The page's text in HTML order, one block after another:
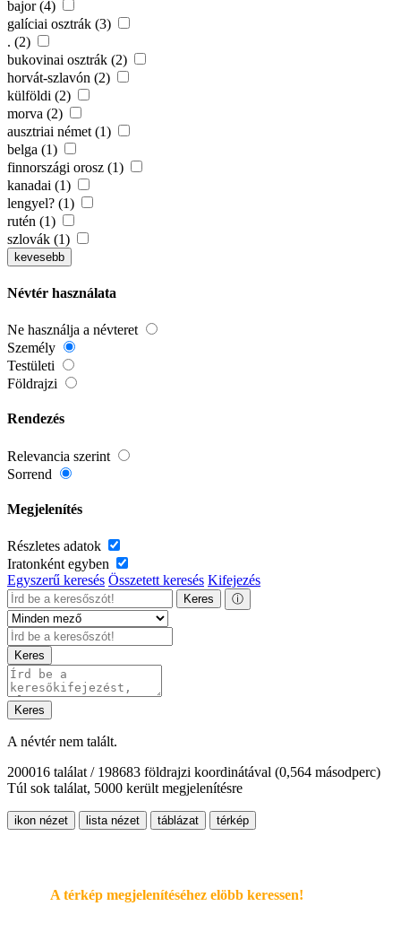
bajor (4)
galíciai osztrák (3)
. (2)
bukovinai osztrák (2)
horvát-szlavón (2)
külföldi (2)
morva (2)
ausztriai német (1)
belga (1)
finnországi orosz (1)
kanadai (1)
lengyel? (1)
rutén (1)
szlovák (1)
kevesebb
Névtér használata
Ne használja a névteret
Személy
Testületi
Földrajzi
Rendezés
Relevancia szerint
Sorrend
Megjelenítés
Részletes adatok
Iratonként egyben
Egyszerű keresés Összetett keresés Kifejezés
Keres ⓘ
Keres
Keres
A névtér nem talált.
200016 találat / 198683 földrajzi koordinátával (0,564 másodperc)
Túl sok találat, 5000 került megjelenítésre
ikon nézet lista nézet táblázat térkép
A térkép megjelenítéséhez elöbb keressen!